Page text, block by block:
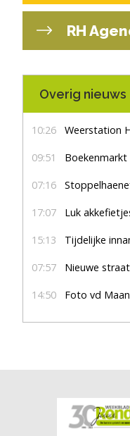
RH
Overig nieuws
10:26 Weerstation
09:51 Boekenmarkt
07:16
17:07 Luk
15:13 Tijdelijke
07:57 Nieuwe
14:50 Foto vd